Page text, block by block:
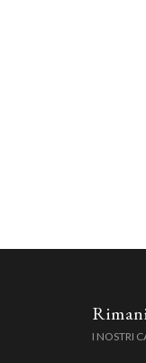
I NOSTRI